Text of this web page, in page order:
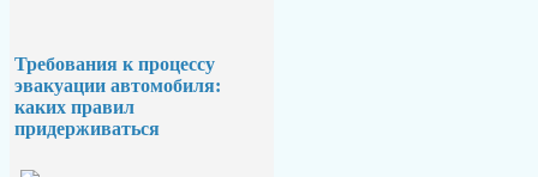
Требования к процессу
эвакуации автомобиля:
каких правил
придерживаться